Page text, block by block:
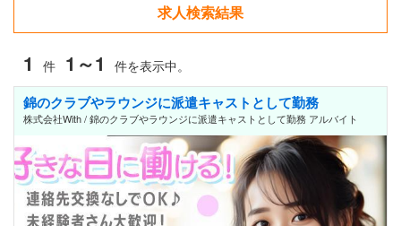
求人検索結果
1 件 1～1 件を表示中。
錦のクラブやラウンジに派遣キャストとして勤務
株式会社With / 錦のクラブやラウンジに派遣キャストとして勤務 アルバイト